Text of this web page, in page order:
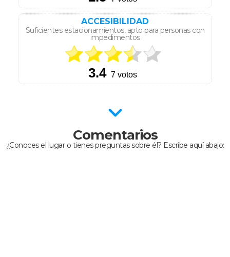
ACCESIBILIDAD
Suficientes estacionamientos, apto para personas con
impedimentos
Comentarios
¿Conoces el lugar o tienes preguntas sobre él? Escribe aquí abajo: